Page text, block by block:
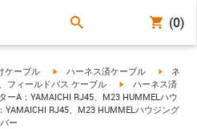
(0)
ケーブル igus-icon-arrow-right
ハーネス済ケーブル igus-
ネ
フィールドバス ケーブル
igus-icon-arrow-
ハーネス済
ーA：YAMAICHI RJ45、M23 HUMMELハウ
RJ45、M23 HUMMELハウジング
ー